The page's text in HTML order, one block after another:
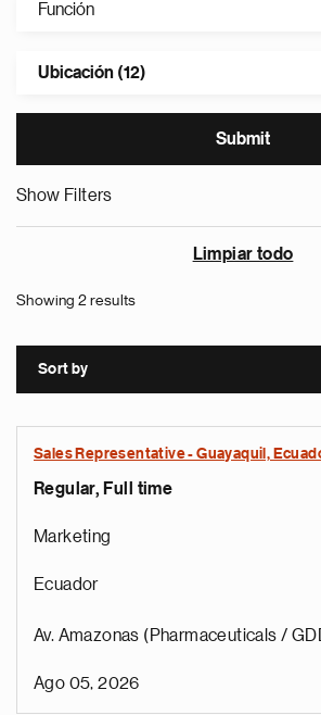
Función
Ubicación (12)
Show Filters
Limpiar todo
Showing 2 results
Sort by
Sales Representative - Guayaquil,
Regular, Full time
Marketing
Ecuador
Av. Amazonas (Pharmaceuticals /
Ago 05, 2026